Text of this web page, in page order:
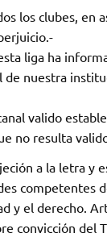
los clubes, en
liga ha
nuestra
valido
no resulta
a la letra
competentes
y el derecho.
convicción del